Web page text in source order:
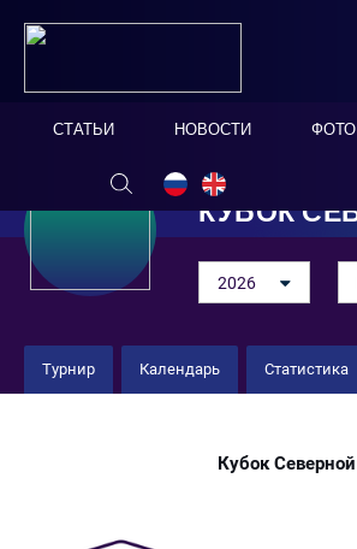
СТАТЬИ НОВОСТИ ФОТО
КУБОК
2026
Турнир Календарь Статистика
Кубок